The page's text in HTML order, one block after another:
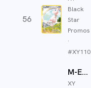
56
Black
Star
Promos
·
#XY110
M-Ectoplasma-EX
XY